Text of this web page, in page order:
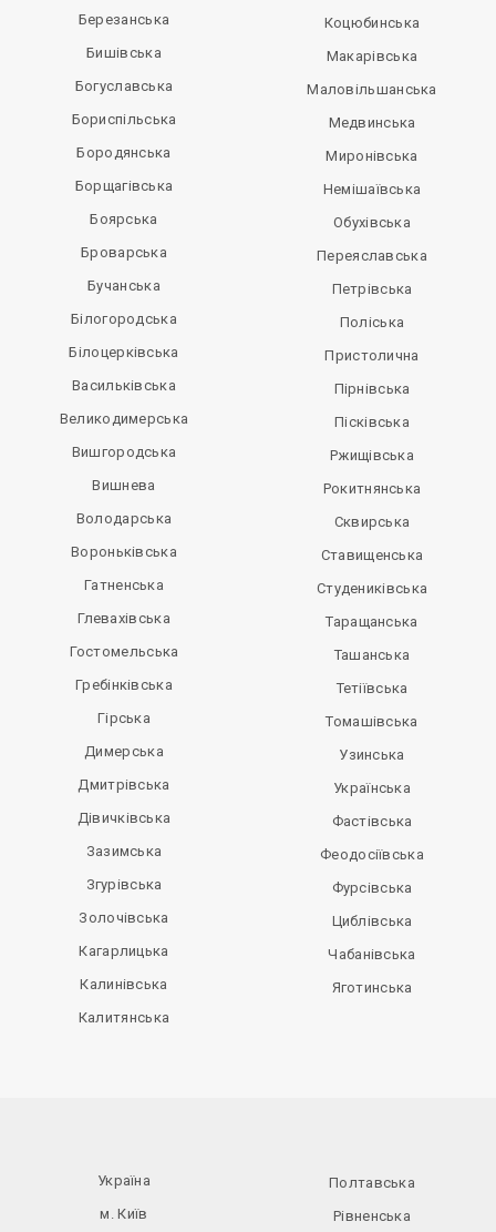
Березанська
Бишівська
Богуславська
Бориспільська
Бородянська
Борщагівська
Боярська
Броварська
Бучанська
Білогородська
Білоцерківська
Васильківська
Великодимерська
Вишгородська
Вишнева
Володарська
Вороньківська
Гатненська
Глевахівська
Гостомельська
Гребінківська
Гірська
Димерська
Дмитрівська
Дівичківська
Зазимська
Згурівська
Золочівська
Кагарлицька
Калинівська
Калитянська
Коцюбинська
Макарівська
Маловільшанська
Медвинська
Миронівська
Немішаївська
Обухівська
Переяславська
Петрівська
Поліська
Пристолична
Пірнівська
Пісківська
Ржищівська
Рокитнянська
Сквирська
Ставищенська
Студениківська
Таращанська
Ташанська
Тетіївська
Томашівська
Узинська
Українська
Фастівська
Феодосіївська
Фурсівська
Циблівська
Чабанівська
Яготинська
Україна
м. Київ
Полтавська
Рівненська